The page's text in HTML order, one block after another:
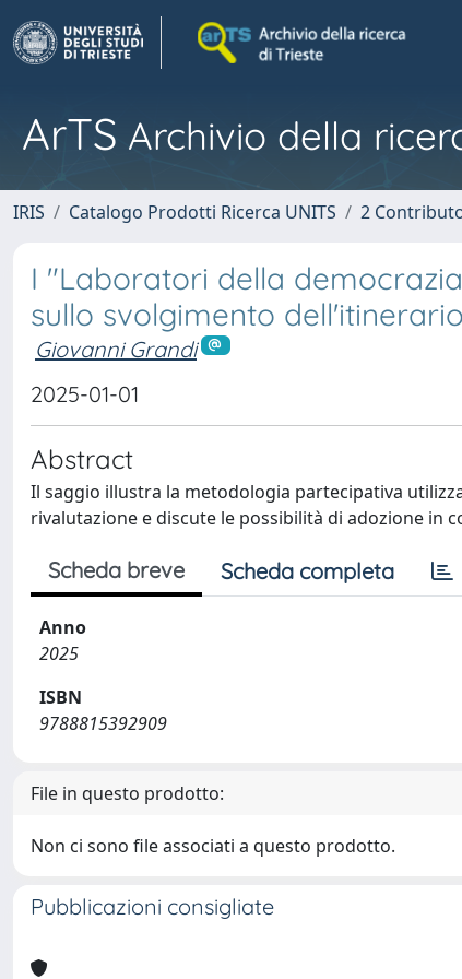
ArTS Archivio della
IRIS Catalogo Prodotti Ricerca UNITS 2
I "Laboratori della
sullo svolgimento
Giovanni Grandi
2025-01-01
Abstract
Il saggio illustra la metodologia partecipativa
rivalutazione e discute le possibilità di adozione in
Scheda breve Scheda completa
Anno
2025
ISBN
9788815392909
File in questo prodotto:
Non ci sono file associati a questo prodotto.
Pubblicazioni consigliate